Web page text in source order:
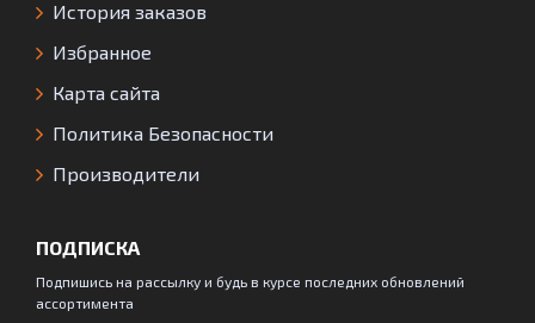
История заказов
Избранное
Карта сайта
Политика Безопасности
Производители
ПОДПИСКА
Подпишись на рассылку и будь в курсе последних обновлений
ассортимента